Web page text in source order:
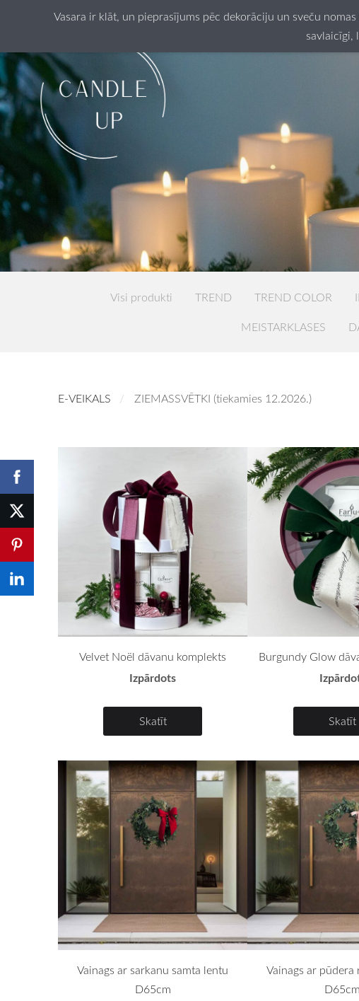
Vasara ir klāt, un pieprasījums pēc dekorāciju un sveču
savlaicīgi,
Visi produkti TREND TREND COLOR
MEISTARKLASES
E-VEIKALS ZIEMASSVĒTKI (tiekamies 12.2026.)
Velvet Noël dāvanu komplekts
Izpārdots
Skatīt
Burgundy Glow
Skatīt
Vainags ar sarkanu samta lentu
D65cm
Vainags ar pūdera
D65cm